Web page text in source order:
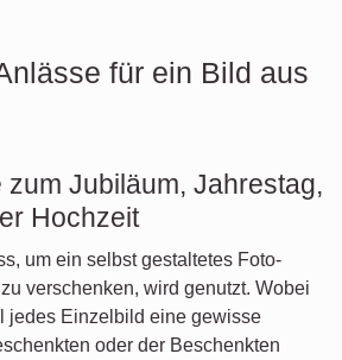
für ein Bild aus
Jubiläum, Jahrestag,
Hochzeit
um ein selbst gestaltetes Foto-
verschenken, wird genutzt. Wobei
jedes Einzelbild eine gewisse
oder der Beschenkten